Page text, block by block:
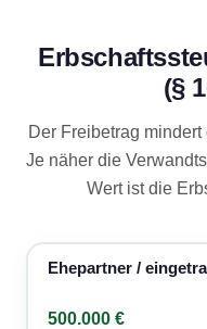
(§
Der Freibetrag
Je näher die
Wert ist die
Ehepartner /
500.000 €